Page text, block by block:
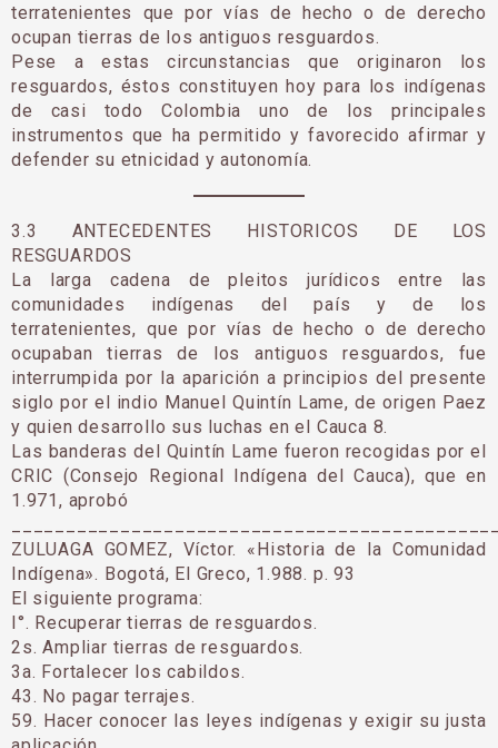
terratenientes que por vías de hecho o de derecho
ocupan tierras de los antiguos resguardos.
Pese a estas circunstancias que originaron los
resguardos, éstos constituyen hoy para los indígenas
de casi todo Colombia uno de los principales
instrumentos que ha permitido y favorecido afirmar y
defender su etnicidad y autonomía.
3.3 ANTECEDENTES HISTORICOS DE LOS
RESGUARDOS
La larga cadena de pleitos jurídicos entre las
comunidades indígenas del país y de los
terratenientes, que por vías de hecho o de derecho
ocupaban tierras de los antiguos resguardos, fue
interrumpida por la aparición a principios del presente
siglo por el indio Manuel Quintín Lame, de origen Paez
y quien desarrollo sus luchas en el Cauca 8.
Las banderas del Quintín Lame fueron recogidas por el
CRIC (Consejo Regional Indígena del Cauca), que en
1.971, aprobó
ZULUAGA GOMEZ, Víctor. «Historia de la Comunidad
Indígena». Bogotá, El Greco, 1.988. p. 93
El siguiente programa:
I°. Recuperar tierras de resguardos.
2s. Ampliar tierras de resguardos.
3a. Fortalecer los cabildos.
43. No pagar terrajes.
59. Hacer conocer las leyes indígenas y exigir su justa